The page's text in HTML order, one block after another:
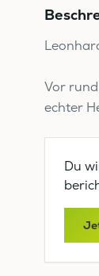
Vor
echter
Du